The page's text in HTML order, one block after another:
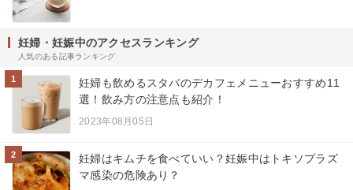
妊婦・妊娠中のアクセスランキング
人気のある記事ランキング
1
妊婦も飲めるスタバのデカフェメニューおすすめ11
選！飲み方の注意点も紹介！
2023年08月05日
2
妊婦はキムチを食べていい？妊娠中はトキソプラズ
マ感染の危険あり？